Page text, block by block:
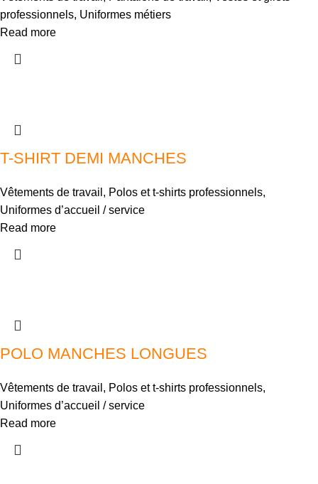
professionnels, Uniformes métiers
Read more
T-SHIRT DEMI MANCHES
Vêtements de travail , Polos et t-shirts professionnels,
Uniformes d’accueil / service
Read more
POLO MANCHES LONGUES
Vêtements de travail , Polos et t-shirts professionnels,
Uniformes d’accueil / service
Read more